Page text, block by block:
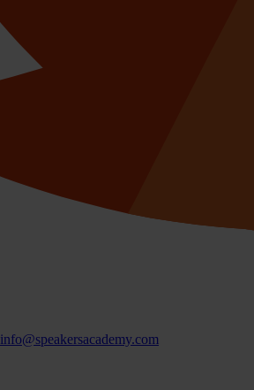
info@speakersacademy.com